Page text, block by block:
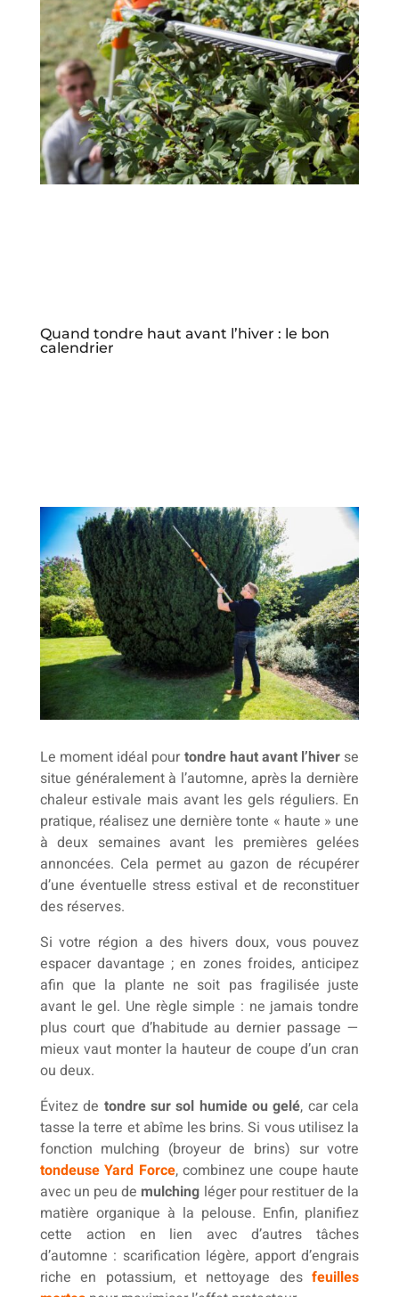
Quand tondre haut avant l’hiver : le bon
calendrier
Le moment idéal pourtondre haut avant l’hiver se
situe généralement à l’automne, après la dernière
chaleur estivale mais avant les gels réguliers. En
pratique, réalisez une dernière tonte « haute » une
à deux semaines avant les premières gelées
annoncées. Cela permet au gazon de récupérer
d’une éventuelle stress estival et de reconstituer
des réserves.
Si votre région a des hivers doux, vous pouvez
espacer davantage ; en zones froides, anticipez
afin que la plante ne soit pas fragilisée juste
avant le gel. Une règle simple : ne jamais tondre
plus court que d’habitude au dernier passage —
mieux vaut monter la hauteur de coupe d’un cran
ou deux.
Évitez de tondre sur sol humide ou gelé, car cela
tasse la terre et abîme les brins. Si vous utilisez la
fonction mulching (broyeur de brins) sur votre
tondeuse Yard Force, combinez une coupe haute
avec un peu de mulching léger pour restituer de la
matière organique à la pelouse. Enfin, planifiez
cette action en lien avec d’autres tâches
d’automne : scarification légère, apport d’engrais
riche en potassium, et nettoyage desfeuilles